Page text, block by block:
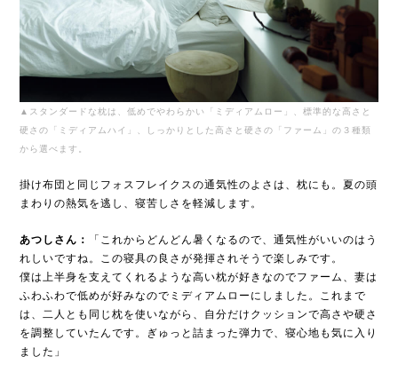
▲スタンダードな枕は、低めでやわらかい「ミディアムロー」、標準的な高さと
硬さの「ミディアムハイ」、しっかりとした高さと硬さの「ファーム」の３種類
から選べます。
掛け布団と同じフォスフレイクスの通気性のよさは、枕にも。夏の頭
まわりの熱気を逃し、寝苦しさを軽減します。
あつしさん：
「これからどんどん暑くなるので、通気性がいいのはう
れしいですね。この寝具の良さが発揮されそうで楽しみです。
僕は上半身を支えてくれるような高い枕が好きなのでファーム、妻は
ふわふわで低めが好みなのでミディアムローにしました。これまで
は、二人とも同じ枕を使いながら、自分だけクッションで高さや硬さ
を調整していたんです。ぎゅっと詰まった弾力で、寝心地も気に入り
ました」